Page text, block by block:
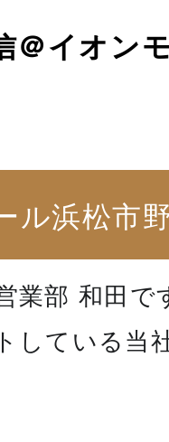
＠イオン
ル浜松市
業部 和田で
している当